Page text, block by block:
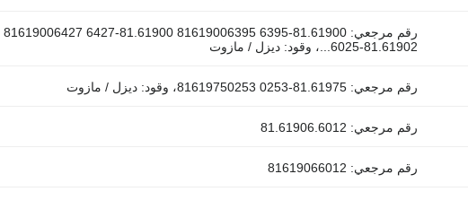
81.61902-6025...، وقود: ديزل / مازوت
رقم مرجعي: 81.61975-0253 81619750253، وقود: ديزل / مازوت
رقم مرجعي: 81.61906.6012
رقم مرجعي: 81619066012